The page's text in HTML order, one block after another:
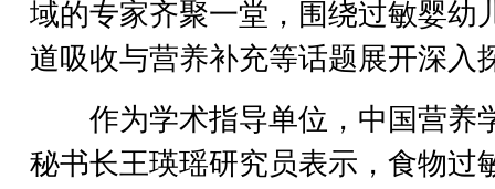
域的专家齐聚一堂，围绕过敏婴幼
道吸收与营养补充等话题展开深入
作为学术指导单位，中国营养
秘书长王瑛瑶研究员表示，食物过